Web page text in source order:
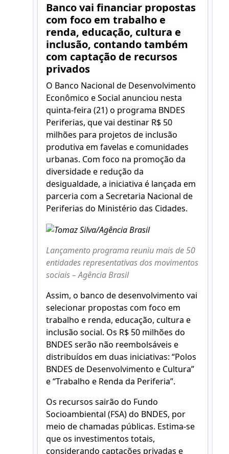
Banco vai financiar propostas
com foco em trabalho e
renda, educação, cultura e
inclusão, contando também
com captação de recursos
privados
O Banco Nacional de Desenvolvimento
Econômico e Social anunciou nesta
quinta-feira (21) o programa BNDES
Periferias, que vai destinar R$ 50
milhões para projetos de inclusão
produtiva em favelas e comunidades
urbanas. Com foco na promoção da
diversidade e redução da
desigualdade, a iniciativa é lançada em
parceria com a Secretaria Nacional de
Periferias do Ministério das Cidades.
Lançamento programa reuniu mais de 50
entidades representativas dos movimentos
sociais – Agência Brasil
Assim, o banco de desenvolvimento vai
selecionar propostas com foco em
trabalho e renda, educação, cultura e
inclusão social. Os R$ 50 milhões do
BNDES serão não reembolsáveis e
distribuídos em duas iniciativas: “Polos
BNDES de Desenvolvimento e Cultura”
e “Trabalho e Renda da Periferia”.
Os recursos sairão do Fundo
Socioambiental (FSA) do BNDES, por
meio de chamadas públicas. Estima-se
que os investimentos totais,
considerando captações privadas e